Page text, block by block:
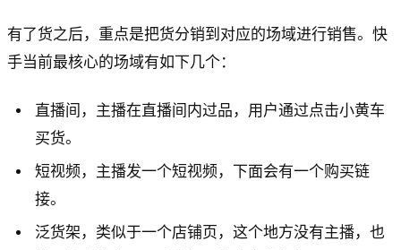
有了货之后，重点是把货分销到对应的场域进行销售。快
手当前最核心的场域有如下几个：
直播间，主播在直播间内过品，用户通过点击小黄车
买货。
短视频，主播发一个短视频，下面会有一个购买链
接。
泛货架，类似于一个店铺页，这个地方没有主播，也